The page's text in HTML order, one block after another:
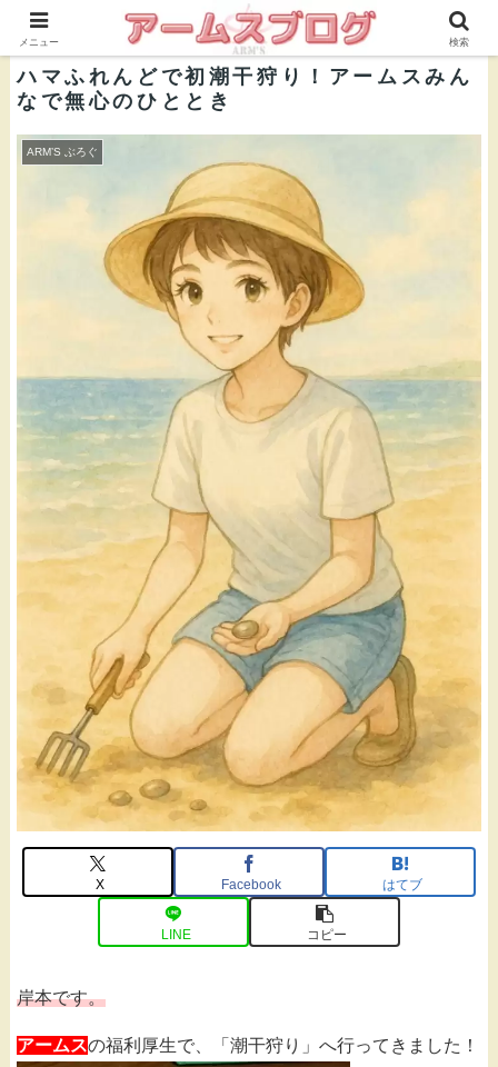
株式会社ＡＲＭ’Ｓ 公式ブログ
ハマふれんどで初潮干狩り！アームスみん
なで無心のひととき
ARM’S ぶろぐ
X Facebook はてブ
LINE コピー
岸本です。
アームスの福利厚生で、「潮干狩り」へ行ってきました！
メニュー 検索